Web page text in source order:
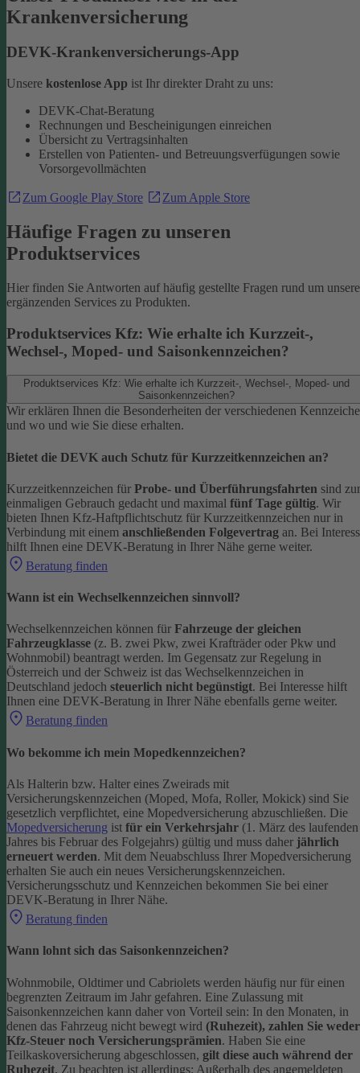
Krankenversicherung
DEVK-Krankenversicherungs-App
Unsere kostenlose App ist Ihr direkter Draht zu uns:
DEVK-Chat-Beratung
Rechnungen und Bescheinigungen einreichen
Übersicht zu Vertragsinhalten
Erstellen von Patienten- und Betreuungsverfügungen sowie
Vorsorgevollmächten
Zum Google Play Store Zum Apple Store
Häufige Fragen zu unseren
Produktservices
Hier finden Sie Antworten auf häufig gestellte Fragen rund um unsere
ergänzenden Services zu Produkten.
Produktservices Kfz: Wie erhalte ich Kurzzeit-,
Wechsel-, Moped- und Saisonkennzeichen?
Produktservices Kfz: Wie erhalte ich Kurzzeit-, Wechsel-, Moped- und
Saisonkennzeichen?
Wir erklären Ihnen die Besonderheiten der verschiedenen
und wo und wie Sie diese erhalten.
Bietet die DEVK auch Schutz für Kurzzeitkennzeichen an?
Kurzzeitkennzeichen für Probe- und Überführungsfahrten sind
einmaligen Gebrauch gedacht und maximal fünf Tage gültig. Wir
bieten Ihnen Kfz-Haftpflichtschutz für Kurzzeitkennzeichen nur in
Verbindung mit einem anschließenden Folgevertrag an. Bei
hilft Ihnen eine DEVK-Beratung in Ihrer Nähe gerne weiter.
Beratung finden
Wann ist ein Wechselkennzeichen sinnvoll?
Wechselkennzeichen können für Fahrzeuge der gleichen
Fahrzeugklasse (z. B. zwei Pkw, zwei Krafträder oder Pkw und
Wohnmobil) beantragt werden. Im Gegensatz zur Regelung in
Österreich und der Schweiz ist das Wechselkennzeichen in
Deutschland jedoch steuerlich nicht begünstigt. Bei Interesse hilft
Ihnen eine DEVK-Beratung in Ihrer Nähe ebenfalls gerne weiter.
Beratung finden
Wo bekomme ich mein Mopedkennzeichen?
Als Halterin bzw. Halter eines Zweirads mit
Versicherungskennzeichen (Moped, Mofa, Roller, Mokick) sind Sie
gesetzlich verpflichtet, eine Mopedversicherung abzuschließen. Die
Mopedversicherung ist für ein Verkehrsjahr (1. März des laufenden
Jahres bis Februar des Folgejahrs) gültig und muss daher jährlich
erneuert werden. Mit dem Neuabschluss Ihrer Mopedversicherung
erhalten Sie auch ein neues Versicherungskennzeichen.
Versicherungsschutz und Kennzeichen bekommen Sie bei einer
DEVK-Beratung in Ihrer Nähe.
Beratung finden
Wann lohnt sich das Saisonkennzeichen?
Wohnmobile, Oldtimer und Cabriolets werden häufig nur für einen
begrenzten Zeitraum im Jahr gefahren. Eine Zulassung mit
Saisonkennzeichen kann daher von Vorteil sein: In den Monaten, in
denen das Fahrzeug nicht bewegt wird (Ruhezeit), zahlen Sie weder
Kfz-Steuer noch Versicherungsprämien. Haben Sie eine
Teilkaskoversicherung abgeschlossen, gilt diese auch während der
Ruhezeit. Zu beachten ist allerdings: Außerhalb des angemeldeten